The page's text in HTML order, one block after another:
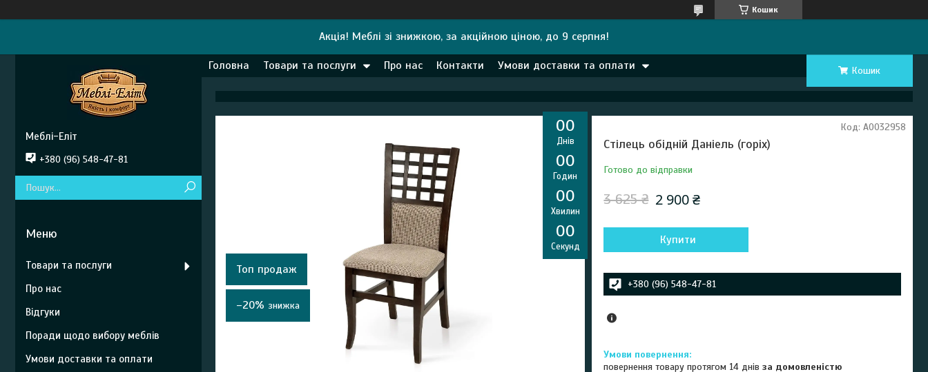
Кошик
Акція! Меблі зі знижкою, за акційною ціною, до 9 серпня!
Головна Товари та послуги Про нас Контакти Умови доставки та оплати Кошик
00
Днів
00
Годин
00
Хвилин
00
Секунд
Топ продаж
–20%
Стілець обідній Даніель (горіх)
Готово до відправки
Код: А0032958
3 625 ₴ 2 900 ₴
Купити
+380 (96) 548-47-81
повернення товару протягом 14 днівза домовленістю
Меблі-Еліт
+380 (96) 548-47-81
Товари та послуги
Про нас
Відгуки
Поради щодо вибору меблів
Умови доставки та оплати